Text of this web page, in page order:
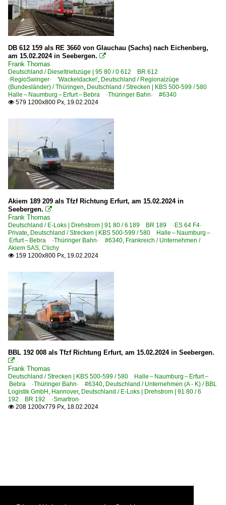
DB 612 159 als RE 3660 von Glauchau (Sachs) nach Eichenberg,
am 15.02.2024 in Seebergen. 
Frank Thomas
Deutschland / Dieseltriebzüge | 95 80 / 0 612 BR 612
·RegioSwinger· 'Wackeldackel', Deutschland / Regionalzüge
(Bundesländer) / Thüringen, Deutschland / Strecken | KBS 500-599 / 580
Halle – Naumburg – Erfurt – Bebra ·Thüringer Bahn· #6340
 579 1200x800 Px, 19.02.2024
Akiem 189 209 als Tfzf Richtung Erfurt, am 15.02.2024 in
Seebergen. 
Frank Thomas
Deutschland / E-Loks | Drehstrom | 91 80 / 6 189 BR 189 ·ES 64 F4·
Private, Deutschland / Strecken | KBS 500-599 / 580 Halle – Naumburg –
Erfurt – Bebra ·Thüringer Bahn· #6340, Frankreich / Unternehmen /
Akiem SAS, Clichy
 159 1200x800 Px, 19.02.2024
BBL 192 008 als Tfzf Richtung Erfurt, am 15.02.2024 in Seebergen.

Frank Thomas
Deutschland / Strecken | KBS 500-599 / 580 Halle – Naumburg – Erfurt –
Bebra ·Thüringer Bahn· #6340, Deutschland / Unternehmen (A - K) / BBL
Logistik GmbH, Hannover, Deutschland / E-Loks | Drehstrom | 91 80 / 6
192 BR 192 ·Smartron·
 208 1200x779 Px, 18.02.2024